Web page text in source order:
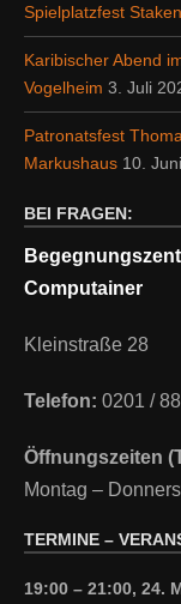
Spielplatzfest
Karibischer Abend
Vogelheim 3. Juli
Patronatsfest
Markushaus 10.
BEI FRAGEN:
Computainer
Kleinstraße 28
Telefon: 0201 /
Öffnungszeiten
Montag –
TERMINE –
19:00 – 21:00, 24.